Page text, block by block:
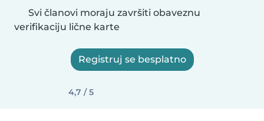
Svi članovi moraju završiti obaveznu
verifikaciju lične karte
Registruj se besplatno
4,7 / 5